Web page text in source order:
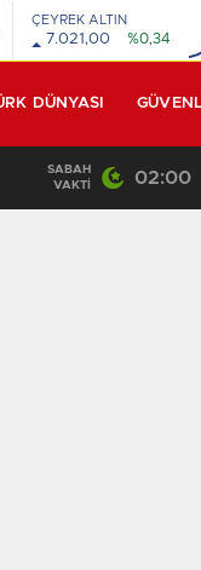
ÇEYREK ALTIN
7.021,00 %0,34
DÜNYASI
22:10 /
SABAH
VAKTI
02:00